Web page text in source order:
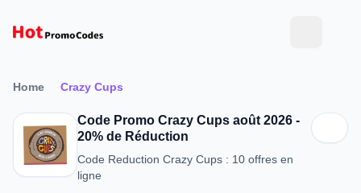
Home Crazy Cups
Code Promo Crazy Cups août 2026 -
20% de Réduction
Code Reduction Crazy Cups : 10 offres en
ligne